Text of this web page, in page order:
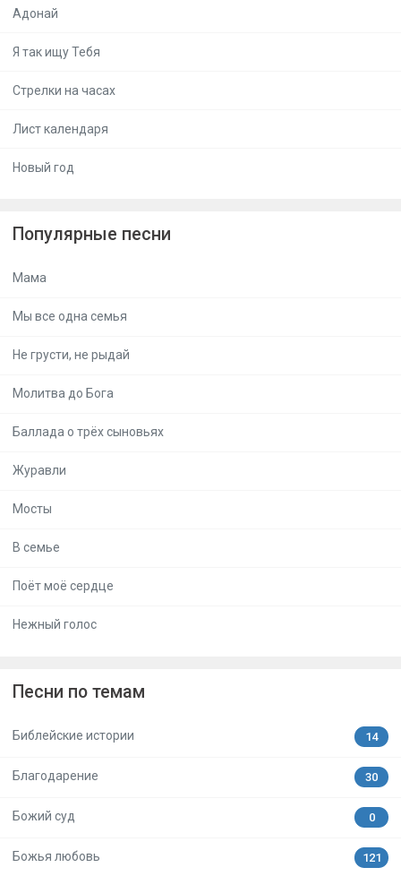
Адонай
Я так ищу Тебя
Стрелки на часах
Лист календаря
Новый год
Популярные песни
Мама
Мы все одна семья
Не грусти, не рыдай
Молитва до Бога
Баллада о трёх сыновьях
Журавли
Мосты
В семье
Поёт моё сердце
Нежный голос
Песни по темам
Библейские истории 14
Благодарение 30
Божий суд 0
Божья любовь 121